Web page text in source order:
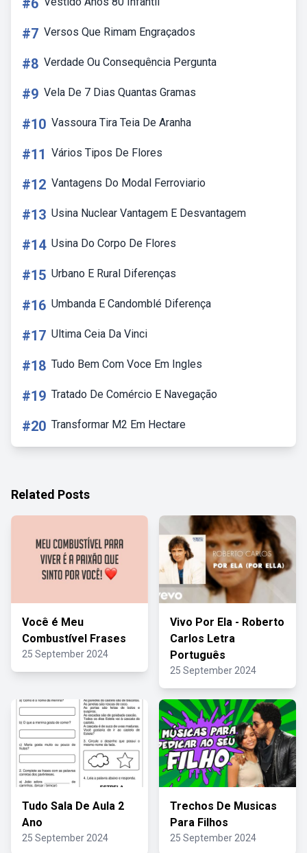
#6
#7 Versos Que Rimam Engraçados
#8 Verdade Ou Consequência Pergunta
#9 Vela De 7 Dias Quantas Gramas
#10 Vassoura Tira Teia De Aranha
#11 Vários Tipos De Flores
#12 Vantagens Do Modal Ferroviario
#13 Usina Nuclear Vantagem E Desvantagem
#14 Usina Do Corpo De Flores
#15 Urbano E Rural Diferenças
#16 Umbanda E Candomblé Diferença
#17 Ultima Ceia Da Vinci
#18 Tudo Bem Com Voce Em Ingles
#19 Tratado De Comércio E Navegação
#20 Transformar M2 Em Hectare
Related Posts
Você é Meu
Combustível Frases
25 September 2024
Vivo Por Ela - Roberto
Carlos Letra
Português
25 September 2024
Tudo Sala De Aula 2
Ano
25 September 2024
Trechos De Musicas
Para Filhos
25 September 2024